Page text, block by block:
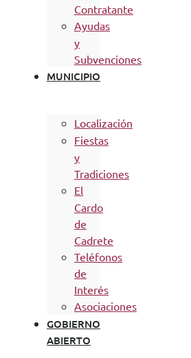
Contratante
Ayudas
y
Subvenciones
MUNICIPIO
Localización
Fiestas
y
Tradiciones
El
Cardo
de
Cadrete
Teléfonos
de
Interés
Asociaciones
GOBIERNO
ABIERTO